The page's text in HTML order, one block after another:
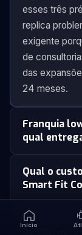
esses três
replica
exigente
de
das
24 meses.
Franquia
qual
Qual o
Smart Fit
Quanto
Início